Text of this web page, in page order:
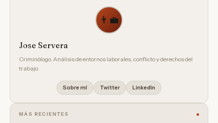
👨‍💼
Jose Servera
Criminólogo. Análisis de entornos laborales, conflicto y derechos del
trabajo.
Sobre mí Twitter LinkedIn
MÁS RECIENTES